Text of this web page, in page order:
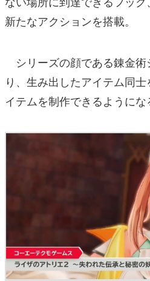
新たなアクションを搭載。
シリーズの顔である錬金
り、生み出したアイテム同
イテムを制作できるようにな